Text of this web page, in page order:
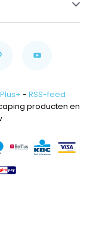
Plus+ - RSS-feed
producten en